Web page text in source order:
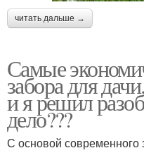
читать дальше →
Самые
забора для
и я решил
дело???
С основой современного